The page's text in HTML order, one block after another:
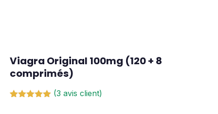
Viagra Original 100mg (120 + 8
comprimés)
(3 avis client)